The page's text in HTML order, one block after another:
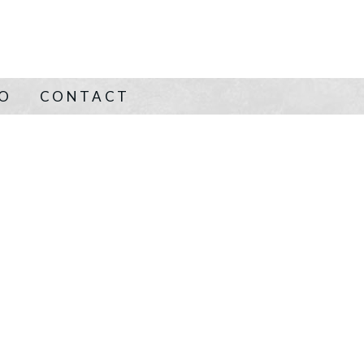
CONTACT